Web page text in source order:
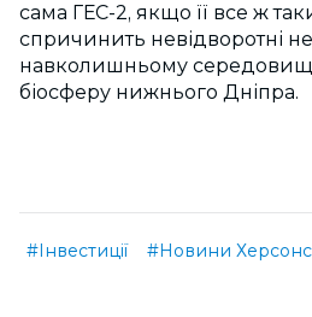
сама ГЕС-2, якщо її все ж
спричинить невідворотні
навколишньому
біосферу нижнього Дніпра.
#Інвестиції #Новини